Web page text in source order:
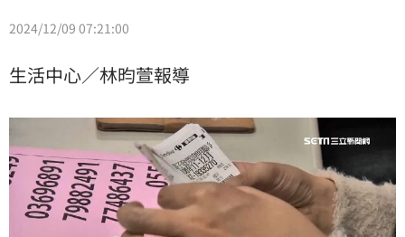
2024/12/09 07:21:00
生活中心／林昀萱報導